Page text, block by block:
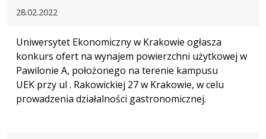
28.02.2022
Uniwersytet Ekonomiczny w Krakowie ogłasza
konkurs ofert na wynajem powierzchni użytkowej w
Pawilonie A, położonego na terenie kampusu
UEK przy ul . Rakowickiej 27 w Krakowie, w celu
prowadzenia działalności gastronomicznej.